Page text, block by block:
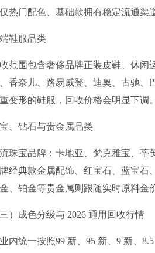
热门配色、基础款拥有稳定流通渠
鞋服品类
范围包含奢侈品牌正装皮鞋、休
香奈儿、路易威登、迪奥、古驰
变形的鞋服，回收价格会明显下调。
、钻石与贵金属品类
珠宝品牌：卡地亚、梵克雅宝、蒂
经典款金属配饰、红宝石、蓝宝石
、铂金等贵金属则跟随实时原料金
三）成色分级与 2026 通用回收行情
内统一按照99 新、95 新、9 新、